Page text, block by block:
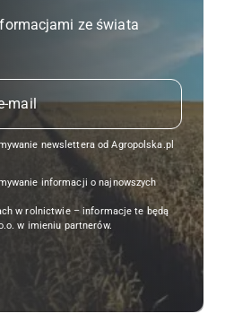
ze świata
newslettera od Agropolska.pl
informacji o najnowszych
w rolnictwie – informacje te będą
w imieniu partnerów.